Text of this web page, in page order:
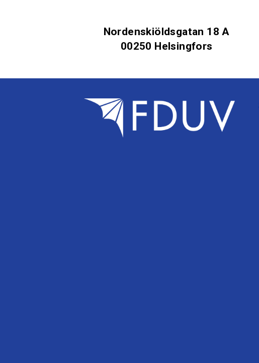
Nordenskiöldsgatan 18 A
00250 Helsingfors